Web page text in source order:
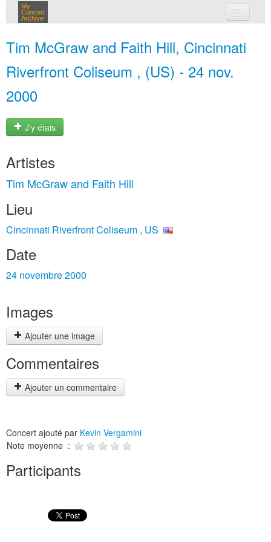
My
Concert
Archive
Tim McGraw and Faith Hill, Cincinnati
Riverfront Coliseum , (US) - 24 nov.
2000
J'y étais
Artistes
Tim McGraw and Faith Hill
Lieu
Cincinnati Riverfront Coliseum , US
Date
24 novembre 2000
Images
Ajouter une image
Commentaires
Ajouter un commentaire
Concert ajouté par Kevin Vergamini
Note moyenne :
Participants